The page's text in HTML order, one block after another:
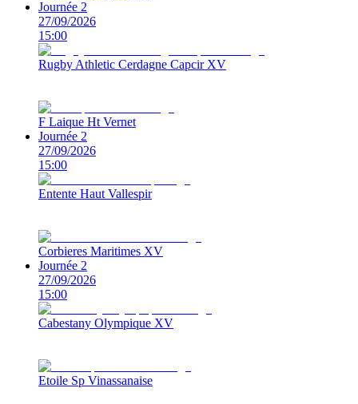
Journée 2
27/09/2026
15:00
Rugby Athletic Cerdagne Capcir XV
F Laique Ht Vernet
Journée 2
27/09/2026
15:00
Entente Haut Vallespir
Corbieres Maritimes XV
Journée 2
27/09/2026
15:00
Cabestany Olympique XV
Etoile Sp Vinassanaise